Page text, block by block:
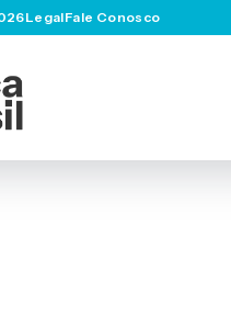
LegalFale Conosco